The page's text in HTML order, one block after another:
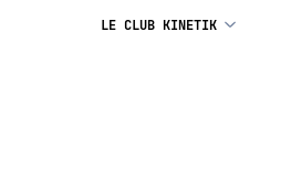
LE CLUB KINETIK